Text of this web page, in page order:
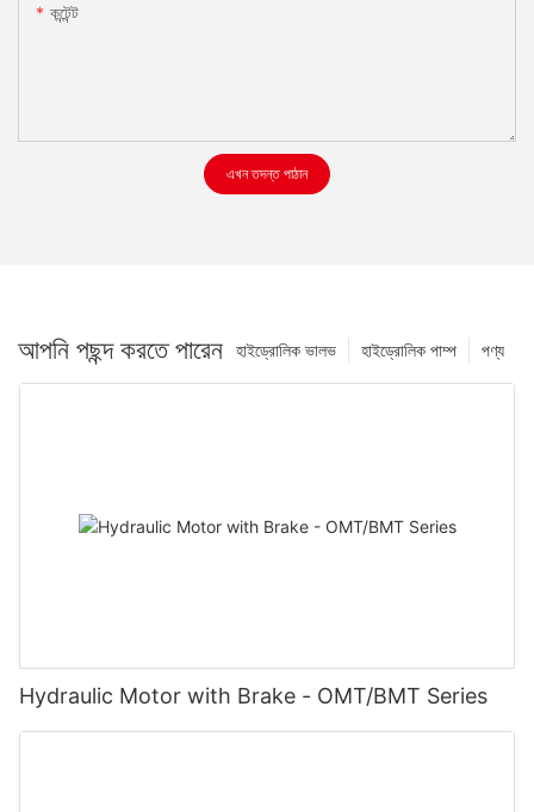
কন্টেন্ট
এখন তদন্ত পাঠান
আপনি পছন্দ করতে পারেন পণ্য
হাইড্রোলিক পাম্প
হাইড্রোলিক ভালভ
Hydraulic Motor with Brake - OMT/BMT Series